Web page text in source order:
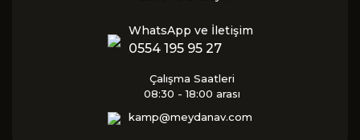
WhatsApp ve İletişim
0554 195 95 27
Çalışma Saatleri
08:30 - 18:00 arası
kamp@meydanav.com